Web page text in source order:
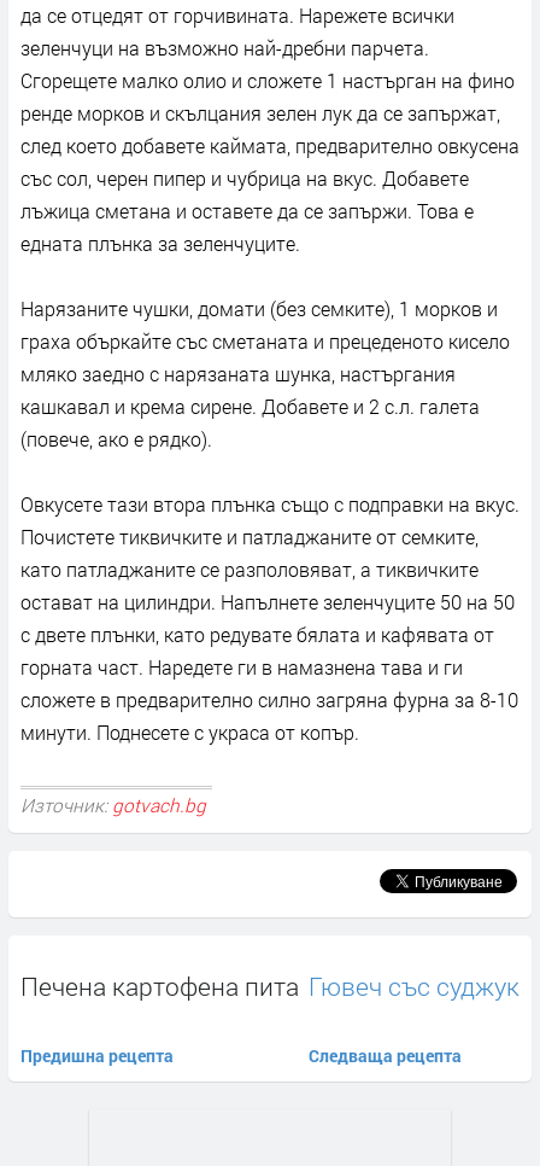
да се отцедят от горчивината. Нарежете всички
зеленчуци на възможно най-дребни парчета.
Сгорещете малко олио и сложете 1 настърган на фино
ренде морков и скълцания зелен лук да се запържат,
след което добавете каймата, предварително овкусена
със сол, черен пипер и чубрица на вкус. Добавете
лъжица сметана и оставете да се запържи. Това е
едната плънка за зеленчуците.
Нарязаните чушки, домати (без семките), 1 морков и
граха объркайте със сметаната и прецеденото кисело
мляко заедно с нарязаната шунка, настъргания
кашкавал и крема сирене. Добавете и 2 с.л. галета
(повече, ако е рядко).
Овкусете тази втора плънка също с подправки на вкус.
Почистете тиквичките и патладжаните от семките,
като патладжаните се разполовяват, а тиквичките
остават на цилиндри. Напълнете зеленчуците 50 на 50
с двете плънки, като редувате бялата и кафявата от
горната част. Наредете ги в намазнена тава и ги
сложете в предварително силно загряна фурна за 8-10
минути. Поднесете с украса от копър.
Източник: gotvach.bg
Печена картофена пита
Предишна рецепта
Гювеч със суджук
Следваща рецепта